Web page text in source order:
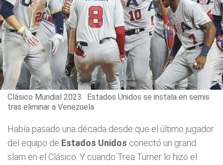
Clásico Mundial 2023: Estados Unidos se instala en semis
tras eliminar a Venezuela
Había pasado una década desde que el último jugador
del equipo de Estados Unidos conectó un grand
slam en el Clásico. Y cuando Trea Turner lo hizo el